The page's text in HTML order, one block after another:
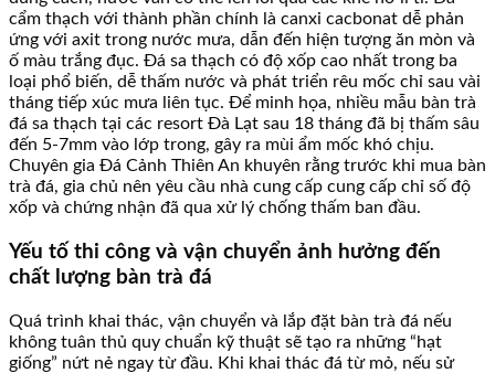
cẩm thạch với thành phần chính là canxi cacbonat dễ phản
ứng với axit trong nước mưa, dẫn đến hiện tượng ăn mòn và
ố màu trắng đục. Đá sa thạch có độ xốp cao nhất trong ba
loại phổ biến, dễ thấm nước và phát triển rêu mốc chỉ sau vài
tháng tiếp xúc mưa liên tục. Để minh họa, nhiều mẫu bàn trà
đá sa thạch tại các resort Đà Lạt sau 18 tháng đã bị thấm sâu
đến 5-7mm vào lớp trong, gây ra mùi ẩm mốc khó chịu.
Chuyên gia Đá Cảnh Thiên An khuyên rằng trước khi mua bàn
trà đá, gia chủ nên yêu cầu nhà cung cấp cung cấp chỉ số độ
xốp và chứng nhận đã qua xử lý chống thấm ban đầu.
Yếu tố thi công và vận chuyển ảnh hưởng đến
chất lượng bàn trà đá
Quá trình khai thác, vận chuyển và lắp đặt bàn trà đá nếu
không tuân thủ quy chuẩn kỹ thuật sẽ tạo ra những “hạt
giống” nứt nẻ ngay từ đầu. Khi khai thác đá từ mỏ, nếu sử